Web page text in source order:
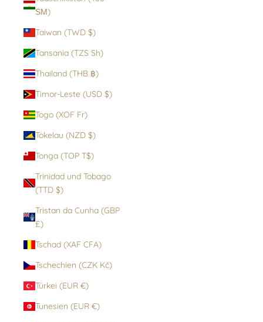
ЅМ)
Taiwan (TWD $)
Tansania (TZS Sh)
Thailand (THB ฿)
Timor-Leste (USD $)
Togo (XOF Fr)
Tokelau (NZD $)
Tonga (TOP T$)
Trinidad und Tobago
(TTD $)
Tristan da Cunha (GBP
£)
Tschad (XAF CFA)
Tschechien (CZK Kč)
Türkei (EUR €)
Tunesien (EUR €)